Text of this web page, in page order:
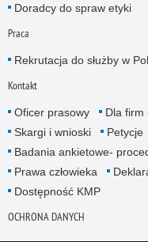
Doradcy do spraw etyki
Praca
Rekrutacja do służby w
Kontakt
Oficer prasowy Dla firm
Skargi i wnioski
Petycje
Badania ankietowe-
Prawa człowieka
Dostępność KMP
OCHRONA DANYCH